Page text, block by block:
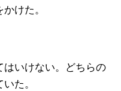
けた。
いけない。どちらの
た。